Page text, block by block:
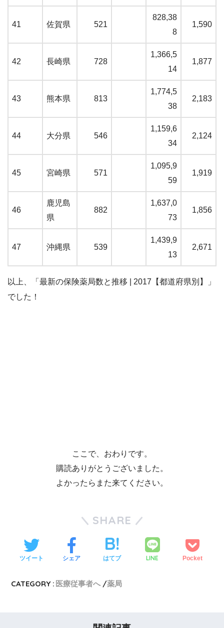
41 佐賀県 521
828,38
8
1,590
42 長崎県 728
1,366,5
14
1,877
43 熊本県 813
1,774,5
38
2,183
44 大分県 546
1,159,6
34
2,124
45 宮崎県 571
1,095,9
59
1,919
46
鹿児島
県
882
1,637,0
73
1,856
47 沖縄県 539
1,439,9
13
2,671
以上、「最新の保険薬局数と推移 | 2017【都道府県別】」
でした！
ここで、おわりです。
購読ありがとうございました。
よかったらまた来てください。
SHARE
ツイート シェア はてブ LINE Pocket
CATEGORY : 医療従事者へ 薬局